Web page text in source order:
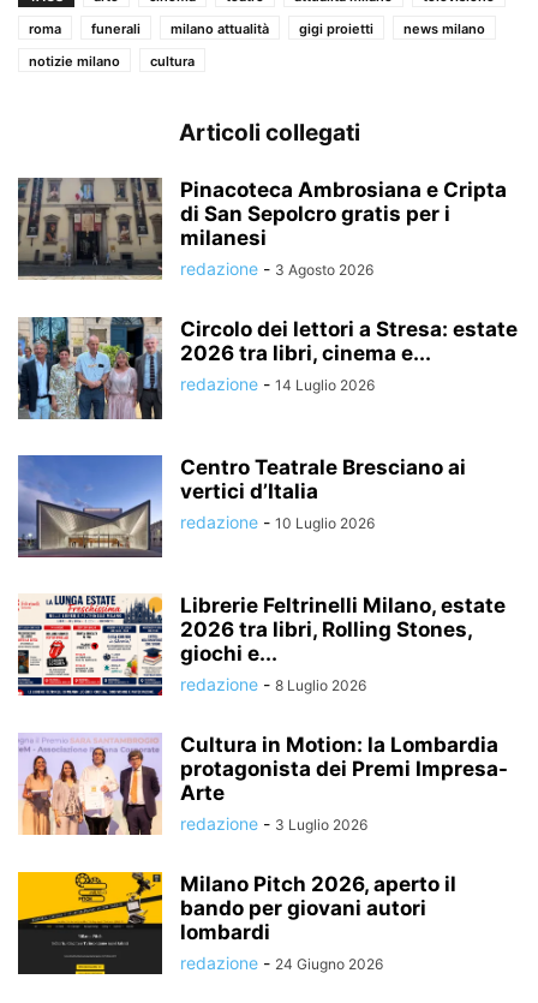
roma
funerali milano attualità gigi proietti
news milano
notizie milano
cultura
Articoli collegati
Pinacoteca Ambrosiana e Cripta
di San Sepolcro gratis per i
milanesi
redazione - 3 Agosto 2026
Circolo dei lettori a Stresa: estate
2026 tra libri, cinema e...
redazione - 14 Luglio 2026
Centro Teatrale Bresciano ai
vertici d’Italia
redazione - 10 Luglio 2026
Librerie Feltrinelli Milano, estate
2026 tra libri, Rolling Stones,
giochi e...
redazione - 8 Luglio 2026
Cultura in Motion: la Lombardia
protagonista dei Premi Impresa-
Arte
redazione - 3 Luglio 2026
Milano Pitch 2026, aperto il
bando per giovani autori
lombardi
redazione - 24 Giugno 2026